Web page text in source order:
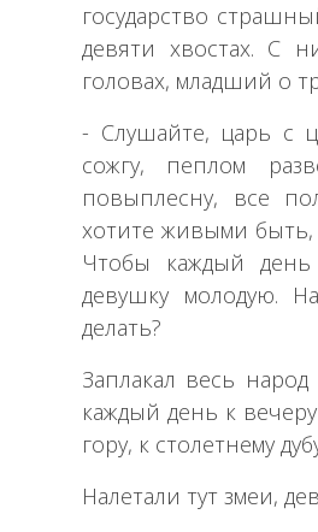
государство
девяти хвостах. С
головах, младший о
- Слушайте, царь с
сожгу, пеплом
повыплесну, все
хотите живыми
Чтобы каждый день
девушку молодую.
делать?
Заплакал весь
каждый день к
гору, к столетнему
Налетали тут змеи,